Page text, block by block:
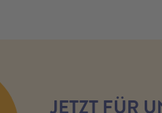
JETZT FÜR